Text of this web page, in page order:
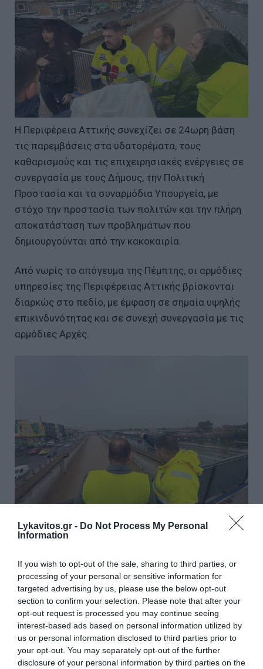
Lykavitos.gr - Do Not Process My Personal
Information
If you wish to opt-out of the sale, sharing to third parties, or
processing of your personal or sensitive information for
targeted advertising by us, please use the below opt-out
section to confirm your selection. Please note that after your
opt-out request is processed you may continue seeing
interest-based ads based on personal information utilized by
us or personal information disclosed to third parties prior to
your opt-out. You may separately opt-out of the further
disclosure of your personal information by third parties on the
Η Περιφέρεια Αττικής συνεχίζει σε 24ωρη βάση
τις παρεμβάσεις στα υδατορέματα, τους
καθαρισμούς και τις επιχειρησιακές ενέργειες σε
συνεργασία με τους Δήμους, την Πολιτική
Προστασία και τα συναρμόδια Υπουργεία, με
στόχο την προστασία των πολιτών και την πλήρη
αποκατάσταση των προβλημάτων που
δημιουργούνται από την κακοκαιρία.
Από νωρίς το απόγευμα της Πέμπτης, οι αρμόδιες
υπηρεσίες της Περιφέρειας Αττικής βρίσκονται
διαρκώς στο πεδίο, με έμφαση σε σημαία υψηλής
επικινδυνότητας και σε συνεχή συνεργασία με τις
αρμόδιες Αρχές.
βία πέθανε στην Ευελπίδων
Τι ισχύει για τους εργαζόμενους σε συνθήκες
κακοκαιρίας
Πάτρα: Ελεύθεροι αφέθηκαν οι ανήλικοι που
ξυλοκόπησαν 12χρονο